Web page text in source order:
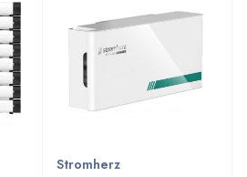
Stromherz